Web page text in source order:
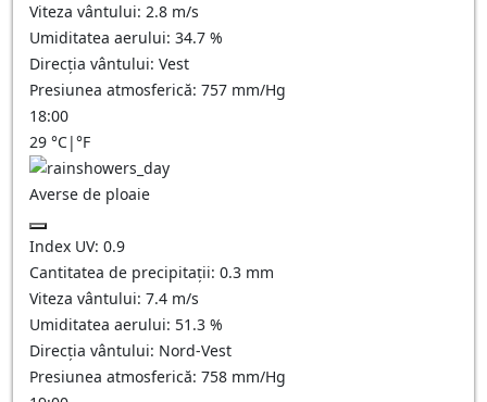
Viteza vântului: 2.8 m/s
Umiditatea aerului: 34.7 %
Direcția vântului: Vest
Presiunea atmosferică: 757 mm/Hg
18:00
29 °C|°F
Averse de ploaie
Index UV: 0.9
Cantitatea de precipitații: 0.3 mm
Viteza vântului: 7.4 m/s
Umiditatea aerului: 51.3 %
Direcția vântului: Nord-Vest
Presiunea atmosferică: 758 mm/Hg